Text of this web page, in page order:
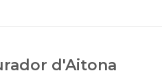
d'Aitona